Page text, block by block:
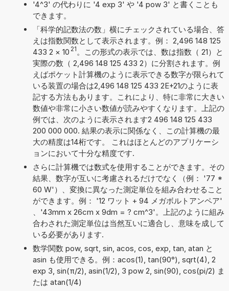
'4^3' の代わりに '4 exp 3' や '4 pow 3' と書くことも
できます。
「科学的記数法の数」横にチェックされている場合、答
えは指数関数として表示されます。例： 2,496 148 125
433 2 × 10 21 。この形式の表示では、数は指数（ 21）と
実際の数（ 2,496 148 125 433 2）に分割されます。例
えばポケット計算機のように表示できる数字が限られて
いる装置の場合は2,496 148 125 433 2E+21のように表
記する方法もあります。これにより、特に非常に大きい
数値や非常に小さい数値が読みやすくなります。上記の
例では、次のように表示されます2 496 148 125 433
200 000 000. 結果の表示に関係なく、この計算機の最
大の精度は14桁です。 これはほとんどのアプリケーシ
ョンにおいて十分な精度です.
さらに計算機では数式を使用することができます。その
結果、数字が互いに考慮されるだけでなく（例： '77 *
60 W'）、変換に異なった測定単位を組み合わせること
ができます。例： '12 ワット + 94 メガボルトアンペア'
、'43mm x 26cm x 9dm = ? cm^3'。上記のように組み
合わされた測定単位は当然互いに適合し、意味を成して
いる必要があります.
数学関数 pow, sqrt, sin, acos, cos, exp, tan, atan と
asin も使用できる。例：acos(1), tan(90°), sqrt(4), 2
exp 3, sin(π/2), asin(1/2), 3 pow 2, sin(90), cos(pi/2) ま
たは atan(1/4)